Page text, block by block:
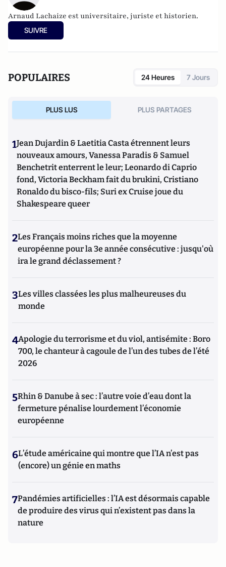
Arnaud Lachaize est universitaire, juriste et historien.
SUIVRE
POPULAIRES 24 Heures 7 Jours
PLUS LUS PLUS PARTAGES
1Jean Dujardin & Laetitia Casta étrennent leurs
nouveaux amours, Vanessa Paradis & Samuel
Benchetrit enterrent le leur; Leonardo di Caprio
fond, Victoria Beckham fait du brukini, Cristiano
Ronaldo du bisco-fils; Suri ex Cruise joue du
Shakespeare queer
2Les Français moins riches que la moyenne
européenne pour la 3e année consécutive : jusqu'où
ira le grand déclassement ?
3Les villes classées les plus malheureuses du
monde
4Apologie du terrorisme et du viol, antisémite : Boro
700, le chanteur à cagoule de l’un des tubes de l’été
2026
5Rhin & Danube à sec : l’autre voie d’eau dont la
fermeture pénalise lourdement l’économie
européenne
6L’étude américaine qui montre que l’IA n’est pas
(encore) un génie en maths
7Pandémies artificielles : l’IA est désormais capable
de produire des virus qui n’existent pas dans la
nature